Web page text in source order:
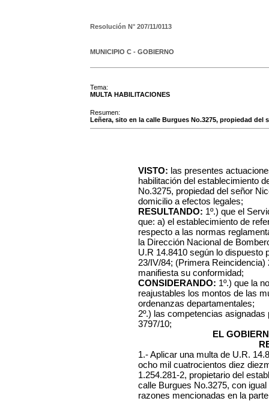
Resolución N° 207/11/0113
MUNICIPIO C - GOBIERNO
Tema:
MULTA HABILITACIONES
Resumen:
Leñera, sito en la calle Burgues No.3275, propiedad del
VISTO: las presentes
habilitación del establecimiento
No.3275, propiedad del señor
domicilio a efectos legales;
RESULTANDO: 1º.) que el
que: a) el establecimiento de
respecto a las normas
la Dirección Nacional de
U.R 14.8410 según lo dispuesto
23/IV/84; (Primera Reincidencia)
manifiesta su conformidad;
CONSIDERANDO: 1º.) que la
reajustables los montos de las
ordenanzas departamentales;
2º.) las competencias
3797/10;
EL
1.- Aplicar una multa de U.R.
ocho mil cuatrocientos diez
1.254.281-2, propietario del
calle Burgues No.3275, con
razones mencionadas en la